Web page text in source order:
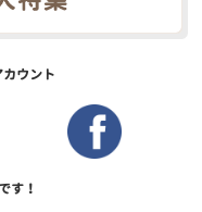
ウント
す！